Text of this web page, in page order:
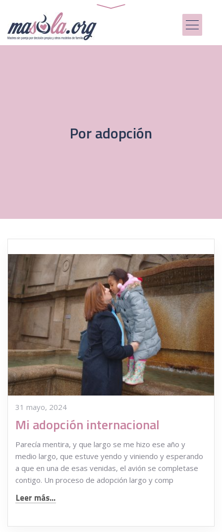
Por adopción
31 mayo, 2024
Mi adopción internacional
Parecía mentira, y que largo se me hizo ese año y
medio largo, que estuve yendo y viniendo y esperando
a que en una de esas venidas, el avión se completase
contigo. Un proceso de adopción largo y comp
Leer más...